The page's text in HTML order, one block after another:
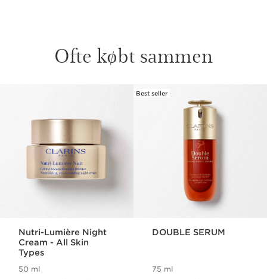
Ofte købt sammen
Nutri-Lumière Night
Cream - All Skin
Types
50 ml
Best seller
DOUBLE SERUM
75 ml